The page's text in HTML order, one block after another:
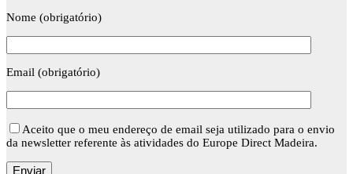
Nome (obrigatório)
Email (obrigatório)
Aceito que o meu endereço de email seja utilizado para o envio
da newsletter referente às atividades do Europe Direct Madeira.